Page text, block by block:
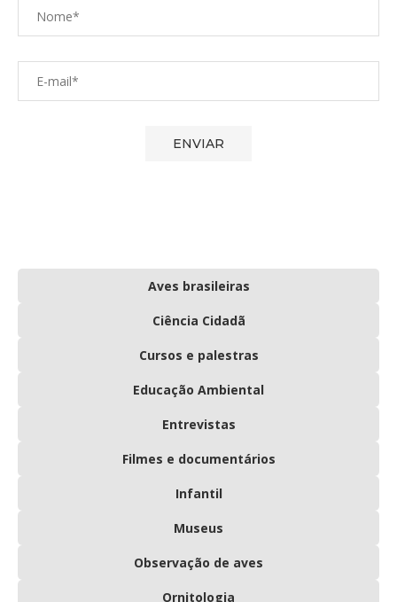
Aves brasileiras
Ciência Cidadã
Cursos e palestras
Educação Ambiental
Entrevistas
Filmes e documentários
Infantil
Museus
Observação de aves
Ornitologia